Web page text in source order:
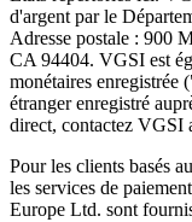
d'argent par le
Adresse postale : 900
CA 94404. VGSI est
monétaires
étranger enregistré
direct, contactez VGSI
Pour les clients basés
les services de
Europe Ltd. sont